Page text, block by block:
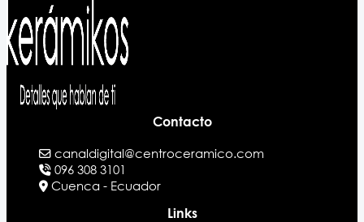
Contacto
canaldigital@centroceramico.com
096 308 3101
Cuenca - Ecuador
Links